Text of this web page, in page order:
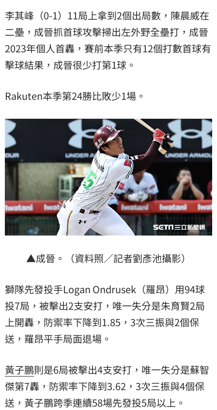
李其峰（0-1）11局上拿到2個出局數，陳晨威在
二壘，成晉抓首球攻擊掃出左外野全壘打，成晉
2023年個人首轟，賽前本季只有12個打數首球有
擊球結果，成晉很少打第1球。
Rakuten本季第24勝比敗少1場。
▲成晉。（資料照／記者劉彥池攝影）
獅隊先發投手Logan Ondrusek（羅昂）用94球
投7局，被擊出2支安打，唯一失分是朱育賢2局
上開轟，防禦率下降到1.85，3次三振與2個保
送，羅昂平手局面退場。
黃子鵬則是6局被擊出4支安打，唯一失分是蘇智
傑第7轟，防禦率下降到3.62，3次三振與4個保
送，黃子鵬跨季連續58場先發投5局以上。